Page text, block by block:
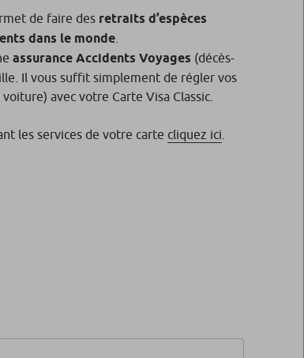
de faire des retraits d’espèces
dans le monde
assurance Accidents Voyages (décès-
Il vous suffit simplement de régler vos
avec votre Carte Visa Classic.
les services de votre carte cliquez ici